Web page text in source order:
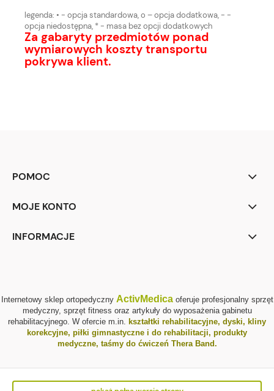
legenda: • - opcja standardowa, o – opcja dodatkowa, - -
opcja niedostępna, * - masa bez opcji dodatkowych
Za gabaryty przedmiotów ponad
wymiarowych koszty transportu
pokrywa klient.
POMOC
MOJE KONTO
INFORMACJE
Internetowy sklep ortopedyczny ActivMedicaoferuje profesjonalny sprzęt
medyczny, sprzęt fitness oraz artykuły do wyposażenia gabinetu
rehabilitacyjnego. W ofercie m.in. kształtki rehabilitacyjne, dyski, kliny
korekcyjne, piłki gimnastyczne i do rehabilitacji, produkty
medyczne, taśmy do ćwiczeń Thera Band.